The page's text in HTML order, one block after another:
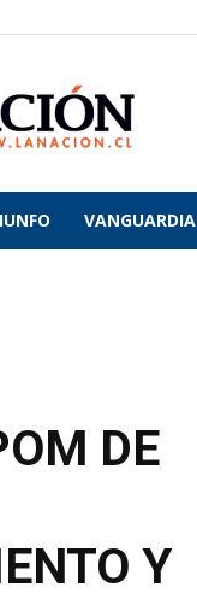
VANGUARDIA
DE
Y